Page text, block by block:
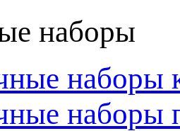
наборы
наборы
наборы